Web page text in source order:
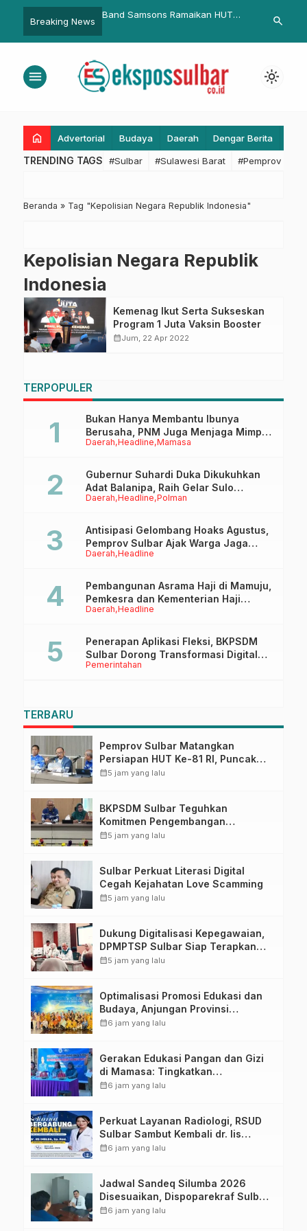
Breaking News
Band Samsons Ramaikan HUT
Lima Kades
search
menu light_mode
home Advertorial Budaya Daerah Dengar Berita
TRENDING TAGS #Sulbar #Sulawesi Barat #Pemprov
Beranda » Tag "Kepolisian Negara Republik Indonesia"
Kepolisian Negara Republik
Indonesia
Kemenag Ikut Serta Sukseskan
Program 1 Juta Vaksin Booster
calendar_monthJum, 22 Apr 2022
TERPOPULER
Daerah Headline Mamasa
Bukan Hanya Membantu Ibunya
Berusaha, PNM Juga Menjaga Mimpi
Anaknya Untuk Menggapai Cita-Cita
Daerah Headline Polman
Gubernur Suhardi Duka Dikukuhkan
Adat Balanipa, Raih Gelar Sulo
Tappidena
Daerah Headline
Antisipasi Gelombang Hoaks Agustus,
Pemprov Sulbar Ajak Warga Jaga
Ruang Digital
Daerah Headline
Pembangunan Asrama Haji di Mamuju,
Pemkesra dan Kementerian Haji
Sulbar Tinjau Lokasi
Pemerintahan
Penerapan Aplikasi Fleksi, BKPSDM
Sulbar Dorong Transformasi Digital
Sistem Kehadiran ASN
TERBARU
Pemprov Sulbar Matangkan
Persiapan HUT Ke-81 RI, Puncak
Upacara di Lapangan Ahmad
calendar_month5 jam yang lalu
BKPSDM Sulbar Teguhkan
Komitmen Pengembangan
Kompetensi ASN melalui
calendar_month5 jam yang lalu
Sulbar Perkuat Literasi Digital
Cegah Kejahatan Love Scamming
calendar_month5 jam yang lalu
Dukung Digitalisasi Kepegawaian,
DPMPTSP Sulbar Siap Terapkan
Aplikasi FLEKSI ASN
calendar_month5 jam yang lalu
Optimalisasi Promosi Edukasi dan
Budaya, Anjungan Provinsi
Sulawesi Barat Perkuat Kolaborasi
calendar_month6 jam yang lalu
Gerakan Edukasi Pangan dan Gizi
di Mamasa: Tingkatkan
Pengetahuan dan Keterampilan
calendar_month6 jam yang lalu
Perkuat Layanan Radiologi, RSUD
Sulbar Sambut Kembali dr. Iis
Imelda, Sp.Rad
calendar_month6 jam yang lalu
Jadwal Sandeq Silumba 2026
Disesuaikan, Dispoparekraf Sulbar
Pastikan Persiapan Tetap
calendar_month6 jam yang lalu